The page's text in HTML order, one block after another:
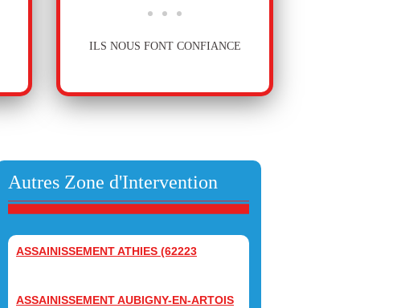
ILS NOUS FONT CONFIANCE
Autres Zone d'Intervention
ASSAINISSEMENT ATHIES (62223
ASSAINISSEMENT AUBIGNY-EN-ARTOIS